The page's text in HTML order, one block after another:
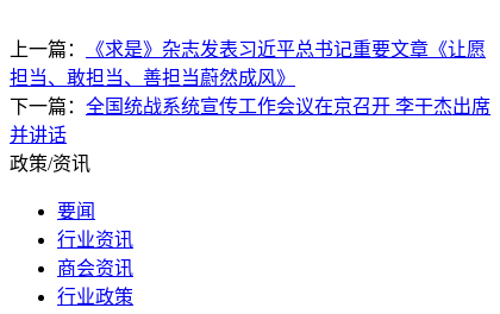
上一篇：
《求是》杂志发表习近平总书记重要文章《让愿
担当、敢担当、善担当蔚然成风》
下一篇： 全国统战系统宣传工作会议在京召开 李干杰出席
并讲话
政策/资讯
要闻
行业资讯
商会资讯
行业政策